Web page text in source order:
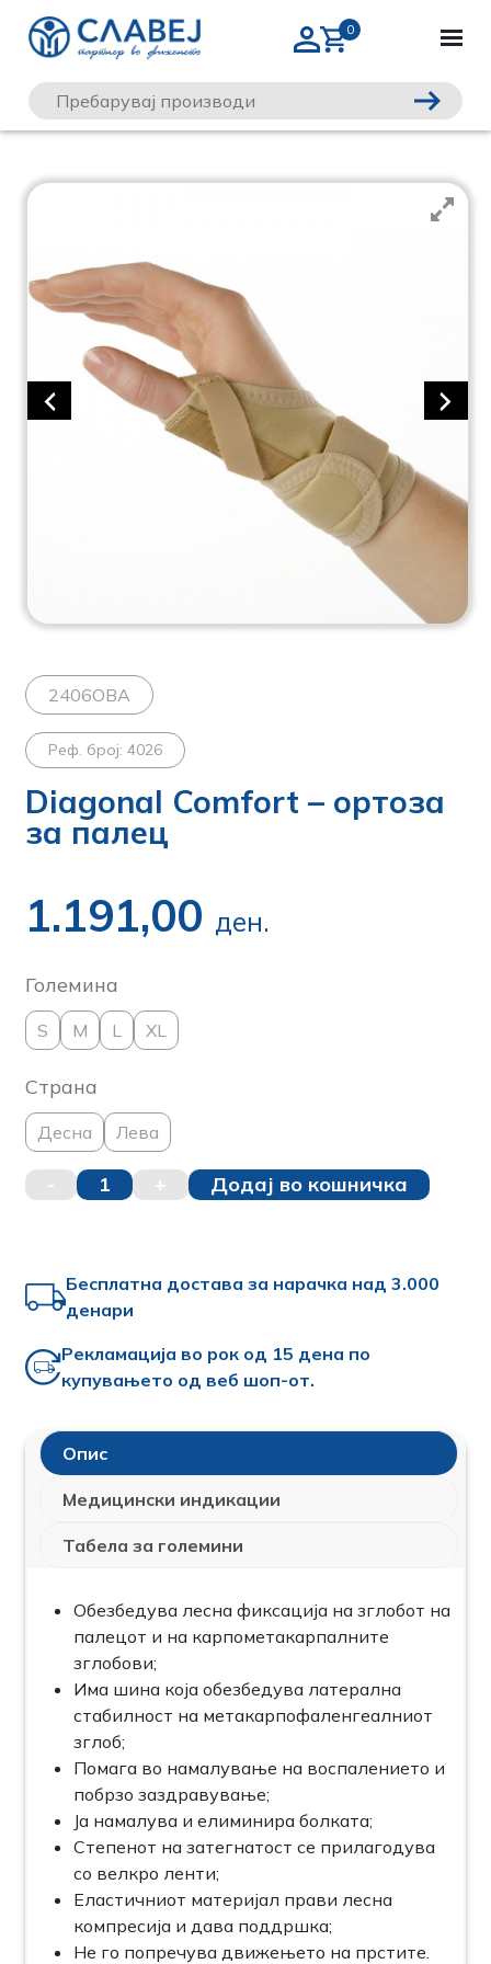
2406OBA
Реф. број: 4026
Diagonal Comfort – ортоза
за палец
1.191,00 ден.
Големина
S M L XL
Страна
Десна Лева
- 1 + Додај во кошничка
Бесплатна достава за нарачка над 3.000
денари
Рекламација во рок од 15 дена по
купувањето од веб шоп-от.
Oпис
Медицински индикации
Табела за големини
Обезбедува лесна фиксација на зглобот на
палецот и на карпометакарпалните
зглобови;
Има шина која обезбедува латерална
стабилност на метакарпофаленгеалниот
зглоб;
Помага во намалување на воспалението и
побрзо заздравување;
Ја намалува и елиминира болката;
Степенот на затегнатост се прилагодува
со велкро ленти;
Еластичниот материјал прави лесна
компресија и дава поддршка;
Не го попречува движењето на прстите.